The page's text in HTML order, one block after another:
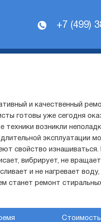
+7 (499)
и качественный
готовы уже сегодня
техники возникли
эксплуатации
свойство изнашиваться.
вибрирует, не вращает
и не нагревает воду,
станет ремонт
Стоимость